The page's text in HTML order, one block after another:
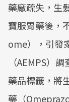
藥廠疏失，生
寶服胃藥後，
ome），引發
（AEMPS）
藥品標籤，將
藥（